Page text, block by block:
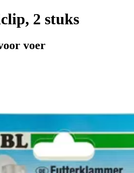
2 stuks
voer